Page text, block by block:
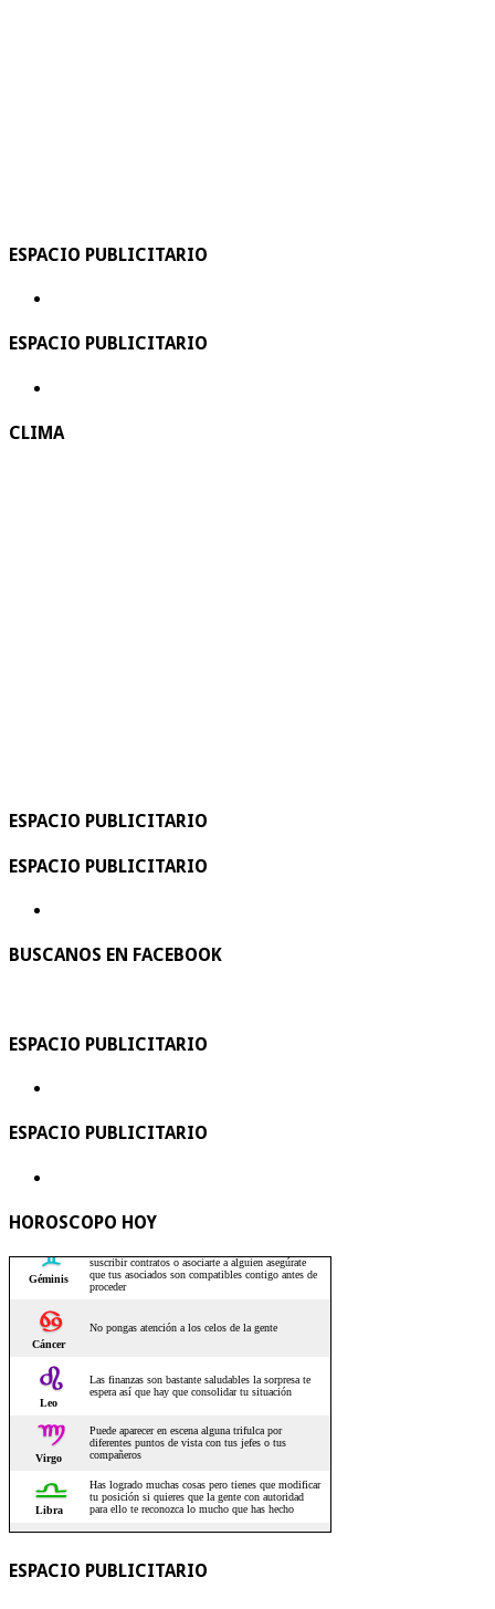
ESPACIO PUBLICITARIO
ESPACIO PUBLICITARIO
CLIMA
ESPACIO PUBLICITARIO
ESPACIO PUBLICITARIO
BUSCANOS EN FACEBOOK
ESPACIO PUBLICITARIO
ESPACIO PUBLICITARIO
HOROSCOPO HOY
ESPACIO PUBLICITARIO